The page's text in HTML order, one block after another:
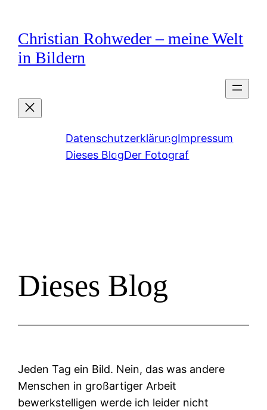
springen
Christian Rohweder – meine Welt
in Bildern
DatenschutzerklärungImpressum
Dieses BlogDer Fotograf
Dieses Blog
Jeden Tag ein Bild. Nein, das was andere
Menschen in großartiger Arbeit
bewerkstelligen werde ich leider nicht